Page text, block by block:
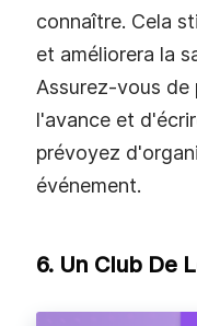
connaître. Cela
et améliorera la
Assurez-vous de
l'avance et
prévoyez
événement.
6. Un Club De